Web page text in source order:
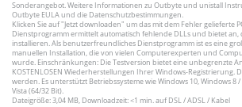
Sonderangebot. Weitere Informationen zu Outbyteund unistall
Outbyte EULAund die Datenschutzbestimmungen.
Klicken Sie auf"Jetzt downloaden" um das mit dem Fehler gelieferte
Dienstprogramm ermittelt automatisch fehlende DLLs und bietet an,
installieren. Als benutzerfreundliches Dienstprogramm ist es eine
manuellen Installation, die von vielen Computerexperten und
wurde. Einschränkungen: Die Testversion bietet eine unbegrenzte
KOSTENLOSEN Wiederherstellungen Ihrer Windows-Registrierung.
werden. Es unterstützt Betriebssysteme wie Windows 10, Windows 8
Vista (64/32 Bit).
Dateigröße: 3,04 MB, Downloadzeit: <1 min. auf DSL / ADSL / Kabel